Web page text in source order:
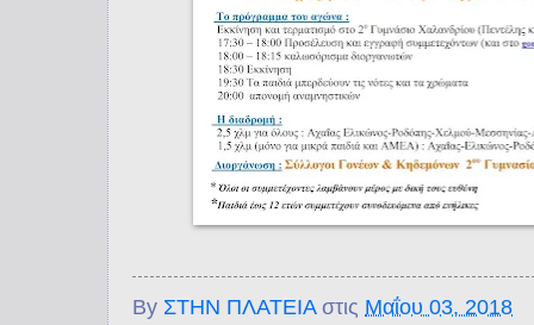
By ΣΤΗΝ ΠΛΑΤΕΙΑ στις Μαΐου 03, 2018